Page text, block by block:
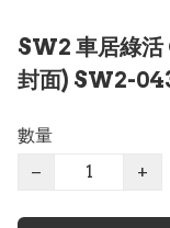
SW2 車居綠
封面) SW2-
數量
−
+